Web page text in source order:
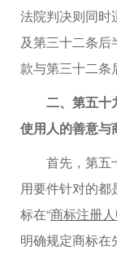
法院判决则同时
及第三十二条
款与第三十二条
二、第五十
使用人的善意与
首先，第五
用要件针对的
标在“商标注册
明确规定商标